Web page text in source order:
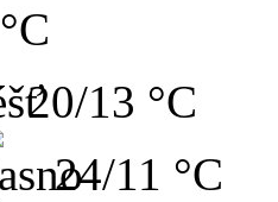
20/13 °C
24/11 °C